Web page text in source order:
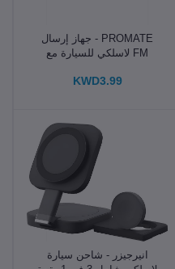
PROMATE - جهاز إرسال
FM لاسلكي للسيارة مع
KWD3.99
انيرجيزر - شاحن سيارة